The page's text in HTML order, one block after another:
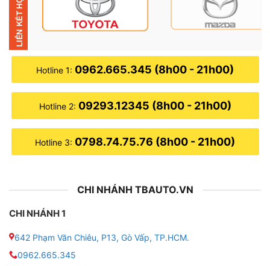
● Tính năng bổ sung: Ra lệnh giọng nói tiếng Việt,
Chia đôi màn hình, Bản đồ chỉ dẫn đường,…
● Bảo hành: Chính hãng 18 tháng, 1 đổi 1 trong 12
tháng đầu (do lỗi nhà sản xuất)
● Hỗ trợ điều khiển giọng nói tiếng Việt, dẫn đường,
chia đôi màn hình, tích hợp cảm biến áp suất lốp (tùy
chọn),…
● Tích hợp: Cảm biến áp suất lốp (nếu lắp thêm), hỗ
Hotline 1: 0962.665.345 (8h00 - 21h00)
Hotline 2: 09293.12345 (8h00 - 21h00)
Hotline 3: 0798.74.75.76 (8h00 - 21h00)
CHI NHÁNH TBAUTO.VN
CHI NHÁNH 1
642 Phạm Văn Chiêu, P13, Gò Vấp, TP.HCM.
0962.665.345